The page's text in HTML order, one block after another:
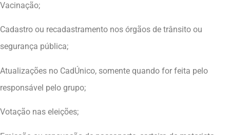
Vacinação;
Cadastro ou recadastramento nos órgãos de trânsito ou
segurança pública;
Atualizações no CadÚnico, somente quando for feita pelo
responsável pelo grupo;
Votação nas eleições;